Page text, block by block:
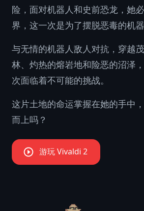
险，面对机器人和史前恐龙，她
界，这一次是为了摆脱恶毒的机器
与无情的机器人敌人对抗，穿越
林、灼热的熔岩地和险恶的沼泽
次面临着不可能的挑战。
这片土地的命运掌握在她的手中
而上吗？
游玩 Vivaldi 2